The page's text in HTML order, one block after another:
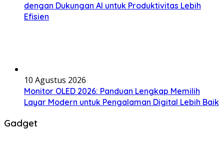
dengan Dukungan AI untuk Produktivitas Lebih
Efisien
10 Agustus 2026
Monitor OLED 2026: Panduan Lengkap Memilih
Layar Modern untuk Pengalaman Digital Lebih Baik
Gadget